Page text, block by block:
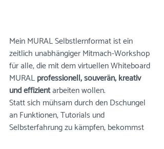
Mein MURAL Selbstlernformat ist ein
zeitlich unabhängiger Mitmach-Workshop
für alle, die mit dem virtuellen Whiteboard
MURAL professionell, souverän, kreativ
und effizient arbeiten wollen.
Statt sich mühsam durch den Dschungel
an Funktionen, Tutorials und
Selbsterfahrung zu kämpfen, bekommst